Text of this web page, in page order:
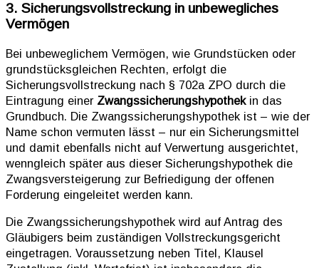
3. Sicherungsvollstreckung in unbewegliches
Vermögen
Bei unbeweglichem Vermögen, wie Grundstücken oder
grundstücksgleichen Rechten, erfolgt die
Sicherungsvollstreckung nach § 702a ZPO durch die
Eintragung einer Zwangssicherungshypothekin das
Grundbuch. Die Zwangssicherungshypothek ist – wie der
Name schon vermuten lässt – nur ein Sicherungsmittel
und damit ebenfalls nicht auf Verwertung ausgerichtet,
wenngleich später aus dieser Sicherungshypothek die
Zwangsversteigerung zur Befriedigung der offenen
Forderung eingeleitet werden kann.
Die Zwangssicherungshypothek wird auf Antrag des
Gläubigers beim zuständigen Vollstreckungsgericht
eingetragen. Voraussetzung neben Titel, Klausel